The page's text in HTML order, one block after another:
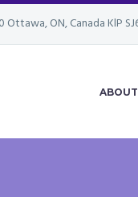
ON, Canada KlP